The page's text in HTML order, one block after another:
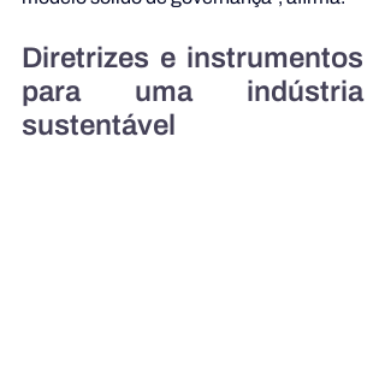
Diretrizes e instrumentos
para uma indústria
sustentável